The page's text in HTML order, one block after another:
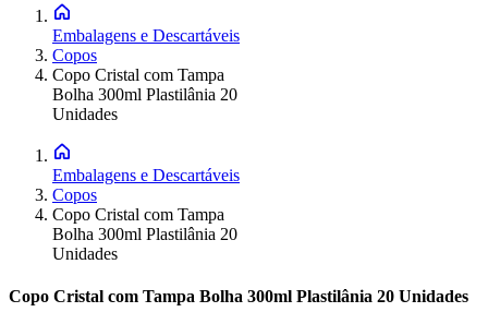
Embalagens e Descartáveis
Copos
Copo Cristal com Tampa
Bolha 300ml Plastilânia 20
Unidades
Embalagens e Descartáveis
Copos
Copo Cristal com Tampa
Bolha 300ml Plastilânia 20
Unidades
Copo Cristal com Tampa Bolha 300ml Plastilânia 20 Unidades